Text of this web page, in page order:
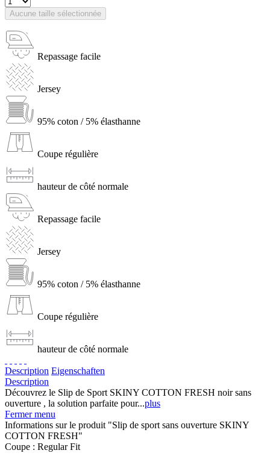
Aucune taille sélectionnée
Repassage facile
Jersey
95% coton / 5% élasthanne
Coupe régulière
hauteur de côté normale
Repassage facile
Jersey
95% coton / 5% élasthanne
Coupe régulière
hauteur de côté normale
Description Eigenschaften
Description
Découvrez le Slip de Sport SKINY COTTON FRESH noir sans
ouverture , la solution parfaite pour...plus
Fermer menu
Informations sur le produit "Slip de sport sans ouverture SKINY
COTTON FRESH"
Coupe : Regular Fit